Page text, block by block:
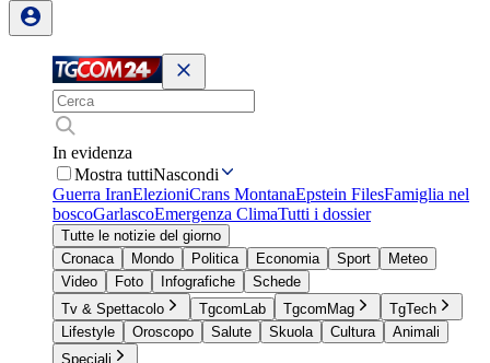
In evidenza
Mostra tuttiNascondi
Guerra IranElezioniCrans MontanaEpstein FilesFamiglia nel
boscoGarlascoEmergenza ClimaTutti i dossier
Tutte le notizie del giorno
Cronaca
Mondo Politica Economia Sport
Meteo
Video
Foto Infografiche
Schede
Tv & Spettacolo
TgcomLab TgcomMag
TgTech
Lifestyle
Oroscopo Salute Skuola Cultura
Animali
Speciali